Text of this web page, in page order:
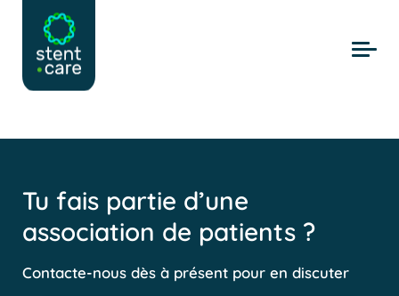
Skip to main content
Tu fais partie d’une
association de patients ?
Contacte-nous dès à présent pour en discuter